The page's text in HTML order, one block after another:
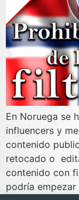
En Noruega se
influencers y
contenido
retocado o
contenido con
podría